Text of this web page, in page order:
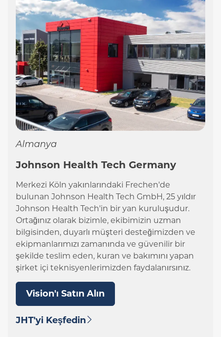
Almanya
Johnson Health Tech Germany
Merkezi Köln yakınlarındaki Frechen'de
bulunan Johnson Health Tech GmbH, 25 yıldır
Johnson Health Tech'in bir yan kuruluşudur.
Ortağınız olarak bizimle, ekibimizin uzman
bilgisinden, duyarlı müşteri desteğimizden ve
ekipmanlarımızı zamanında ve güvenilir bir
şekilde teslim eden, kuran ve bakımını yapan
şirket içi teknisyenlerimizden faydalanırsınız.
Vision'ı Satın Alın
JHT'yi Keşfedin